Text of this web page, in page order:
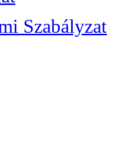
Szabályzat